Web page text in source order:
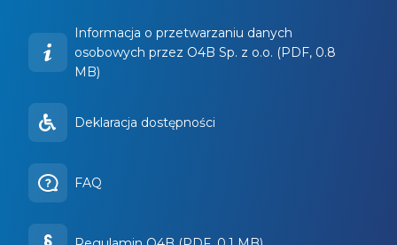
Informacja o przetwarzaniu danych
osobowych przez O4B Sp. z o.o. (PDF, 0.8
MB)
Deklaracja dostępności
FAQ